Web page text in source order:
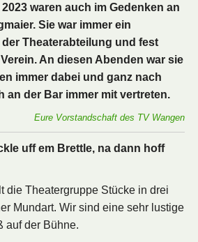
waren auch im Gedenken an
Sie war immer ein
Theaterabteilung und fest
An diesen Abenden war sie
immer dabei und ganz nach
an der Bar immer mit vertreten.
Eure Vorstandschaft des TV Wangen
uff em Brettle, na dann hoff
die Theatergruppe Stücke in drei
Mundart. Wir sind eine sehr lustige
auf der Bühne.